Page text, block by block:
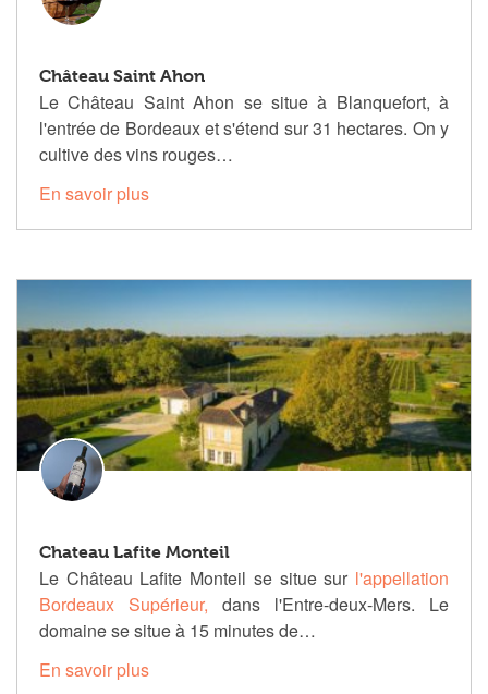
Château Saint Ahon
Le Château Saint Ahon se situe à Blanquefort, à
l'entrée de Bordeaux et s'étend sur 31 hectares. On y
cultive des vins rouges…
En savoir plus
Chateau Lafite Monteil
Le Château Lafite Monteil se situe sur l'appellation
Bordeaux Supérieur, dans l'Entre-deux-Mers. Le
domaine se situe à 15 minutes de…
En savoir plus